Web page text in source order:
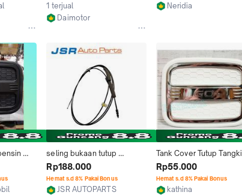
1 terjual
Daimotor
Neridia
seling bukaan tutup
bensin/cable fuel open
datsun go 2 baris original
Rp188.000
Hemat s.d 8% Pakai Bonus
JSR AUTOPARTS
Tank Cover Tutup Tangki
Bensin Mobil Datsun Go
Luxury White
Rp55.000
Hemat s.d 8% Pakai Bonus
kathina